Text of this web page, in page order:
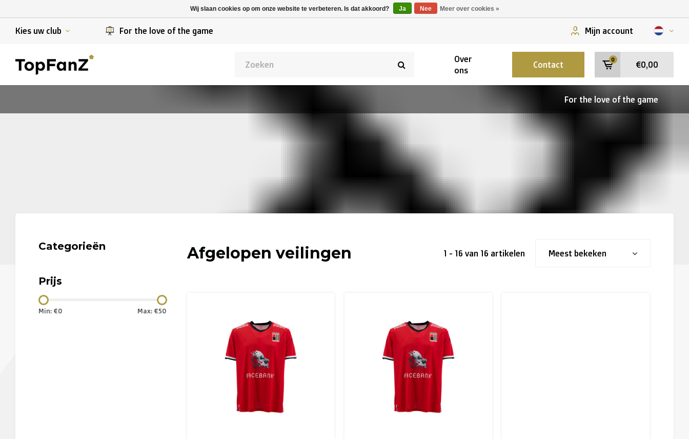
Kies uw club
/Fenix Premier Tech
Evenepoel
For the love of the game Mijn account
Over
ons
Contact
0
€0,00
For the love of the game
Categorieën
Prijs
Min: €0 Max: €50
Afgelopen veilingen 1 - 16 van 16 artikelen Meest bekeken
Wij slaan cookies op om onze website te verbeteren. Is dat akkoord? Ja Nee Meer over cookies »